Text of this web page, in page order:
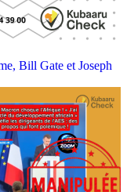
Bill Gate et Joseph